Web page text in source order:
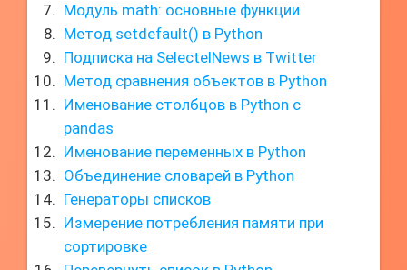
Модуль math: основные функции
Метод setdefault() в Python
Подписка на SelectelNews в Twitter
Метод сравнения объектов в Python
Именование столбцов в Python с
pandas
Именование переменных в Python
Объединение словарей в Python
Генераторы списков
Измерение потребления памяти при
сортировке